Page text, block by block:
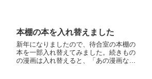
本棚の本を入れ替えました
新年になりましたので、待合室の本棚の
本を一部入れ替えてみました。続きもの
の漫画は入れ替えると、「あの漫画なく